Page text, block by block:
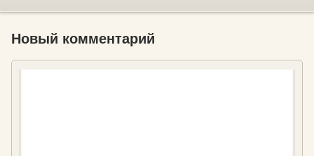
Новый комментарий